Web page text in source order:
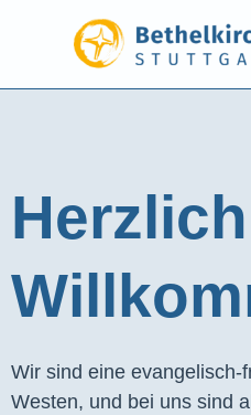
Herzlich
Wir sind eine
Westen, und bei uns sind